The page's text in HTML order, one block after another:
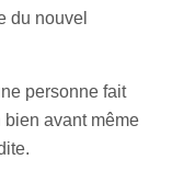
du nouvel
personne fait
bien avant même